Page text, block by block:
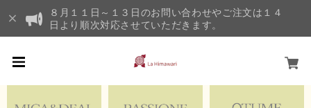
８月１１日～１３日のお問い合わせやご注文は１４
日より順次対応させていただきます。